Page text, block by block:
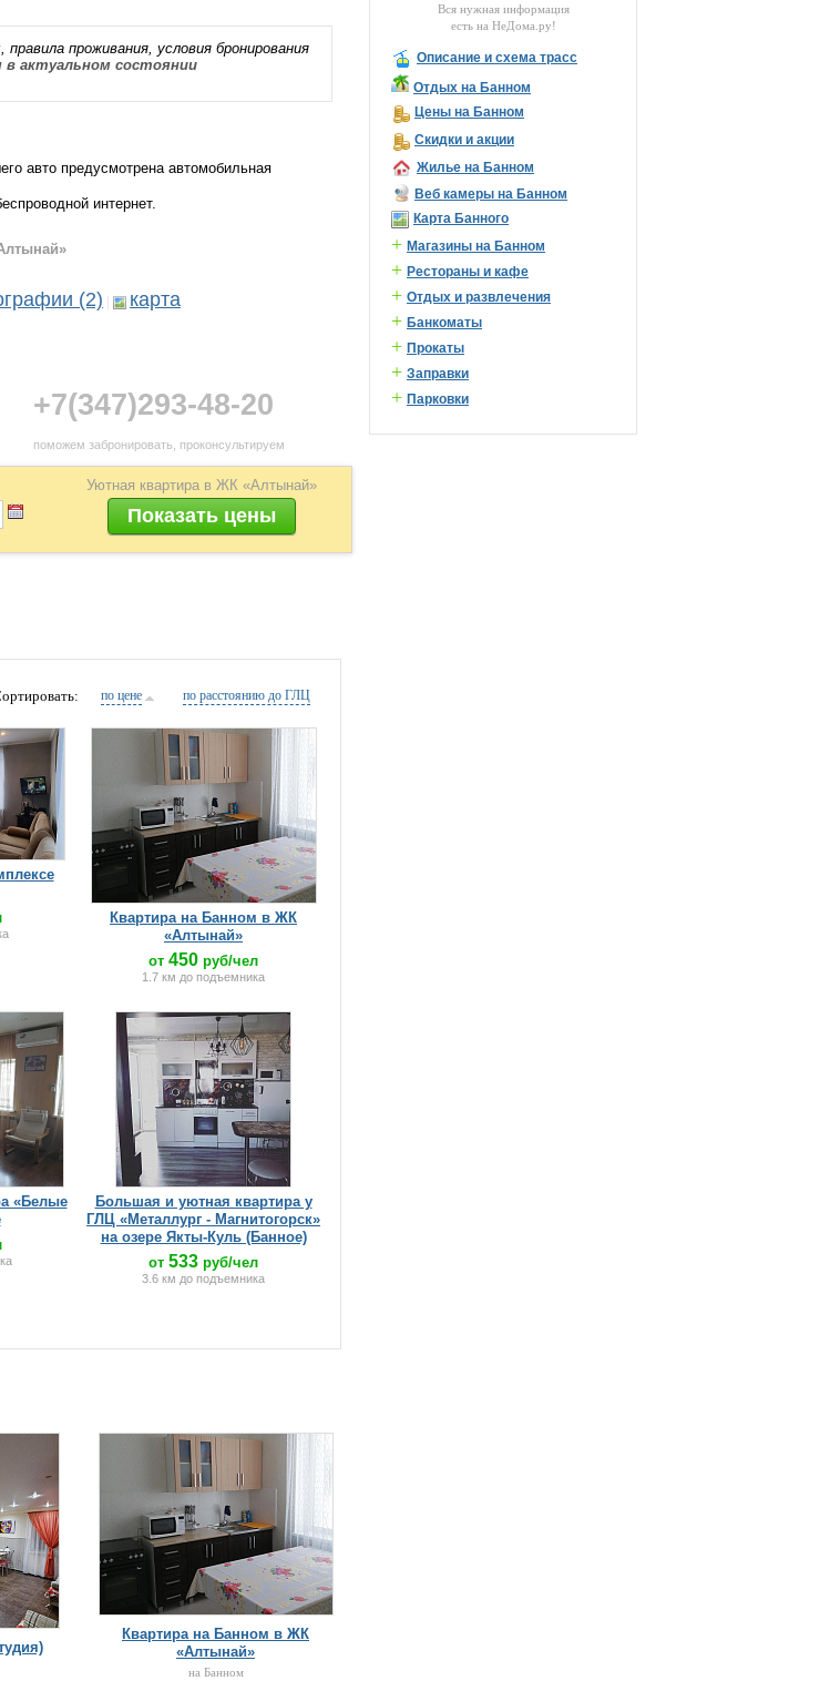
проживания, условия бронирования
актуальном состоянии
авто предусмотрена автомобильная
интернет.
(2) карта
+7(347)293-48-20
поможем забронировать, проконсультируем
Уютная квартира в ЖК «Алтынай»
по расстоянию до ГЛЦ
по цене
Квартира на Банном в ЖК
«Алтынай»
от 450 руб/чел
1.7 км до подъемника
«Белые
Большая и уютная квартира у
ГЛЦ «Металлург - Магнитогорск»
на озере Якты-Куль (Банное)
от 533 руб/чел
3.6 км до подъемника
Квартира на Банном в ЖК
«Алтынай»
на Банном
Вся нужная информация
есть на НеДома.ру!
Описание и схема трасс
Отдых на Банном
Цены на Банном
Скидки и акции
Жилье на Банном
Веб камеры на Банном
Карта Банного
+ Магазины на Банном
+ Рестораны и кафе
+ Отдых и развлечения
+ Банкоматы
+ Прокаты
+ Заправки
+ Парковки